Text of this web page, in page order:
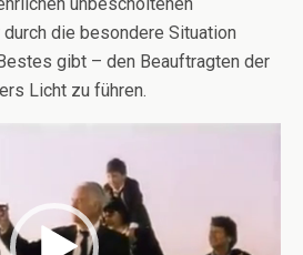
die besondere Situation
gibt – den Beauftragten der
Licht zu führen.